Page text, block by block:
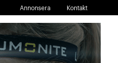
Annonsera Kontakt